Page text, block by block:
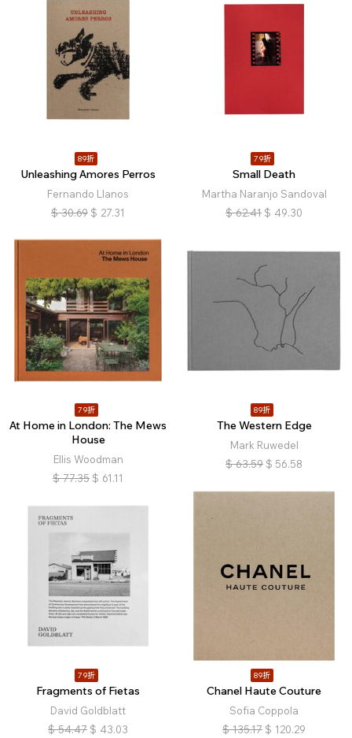
89折
Unleashing Amores Perros
Fernando Llanos
$ 30.69 $ 27.31
79折
Small Death
Martha Naranjo Sandoval
$ 62.41 $ 49.30
79折
At Home in London: The Mews
House
Ellis Woodman
$ 77.35 $ 61.11
89折
The Western Edge
Mark Ruwedel
$ 63.59 $ 56.58
79折
Fragments of Fietas
David Goldblatt
$ 54.47 $ 43.03
89折
Chanel Haute Couture
Sofia Coppola
$ 135.17 $ 120.29